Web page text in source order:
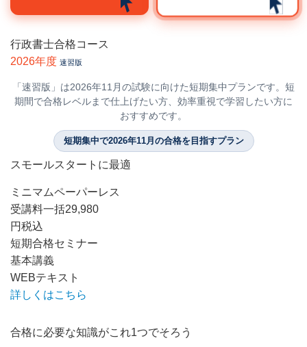
行政書士合格コース
2026年度 速習版
「速習版」は2026年11月の試験に向けた短期集中プランです。短
期間で合格レベルまで仕上げたい方、効率重視で学習したい方に
おすすめです。
短期集中で2026年11月の合格を目指すプラン
スモールスタートに最適
ミニマムペーパーレス
受講料一括29,980
円税込
短期合格セミナー
基本講義
WEBテキスト
詳しくはこちら
合格に必要な知識がこれ1つでそろう